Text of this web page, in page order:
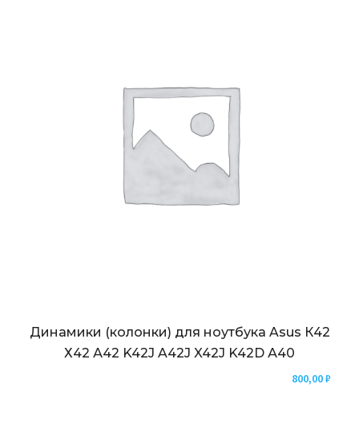
Динамики (колонки) для ноутбука Asus К42
Х42 А42 K42J A42J X42J K42D А40
800,00₽